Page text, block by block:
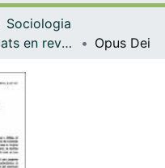
Navega per tot el
Com publicar
Sociologia
Articles publicats en revistes (Sociologia)
Opus Dei